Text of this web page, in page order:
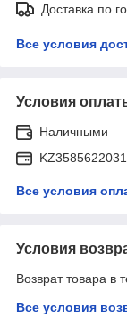
Доставка по
Все условия
Условия
Наличными
Все условия
Условия
Возврат товара в
Все условия